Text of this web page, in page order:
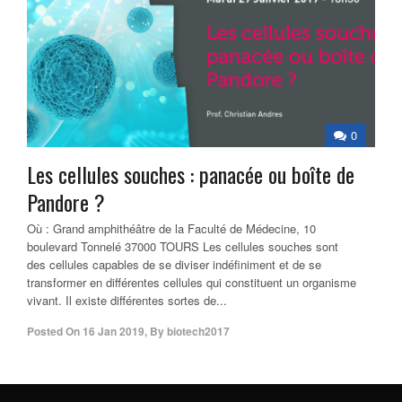
0
Les cellules souches : panacée ou boîte de
Pandore ?
Où : Grand amphithéâtre de la Faculté de Médecine, 10
boulevard Tonnelé 37000 TOURS Les cellules souches sont
des cellules capables de se diviser indéfiniment et de se
transformer en différentes cellules qui constituent un organisme
vivant. Il existe différentes sortes de...
Posted On 16 Jan 2019, Bybiotech2017